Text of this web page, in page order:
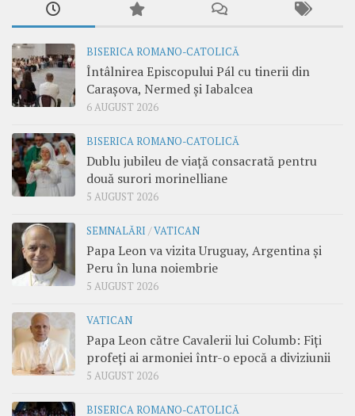
BISERICA ROMANO-CATOLICĂ
Întâlnirea Episcopului Pál cu tinerii din
Carașova, Nermed și Iabalcea
6 AUGUST 2026
BISERICA ROMANO-CATOLICĂ
Dublu jubileu de viață consacrată pentru
două surori morinelliane
5 AUGUST 2026
SEMNALĂRI /VATICAN
Papa Leon va vizita Uruguay, Argentina și
Peru în luna noiembrie
5 AUGUST 2026
VATICAN
Papa Leon către Cavalerii lui Columb: Fiți
profeți ai armoniei într-o epocă a diviziunii
5 AUGUST 2026
BISERICA ROMANO-CATOLICĂ